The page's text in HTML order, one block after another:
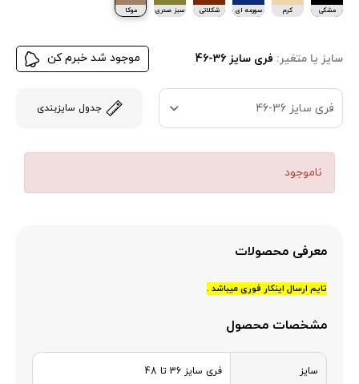
مشکی کرم سورمه ای شکلاتی سبز صدری موکا
سایز یا متغیر: فری سایز 36-46 موجود شد خبرم کن
فری سایز 36-46 جدول سایزبندی
ناموجود
معرفی محصولات
تایم ارسال اینکار فوری میباشد .
مشخصات محصول
سایز فری سایز 36 تا 48